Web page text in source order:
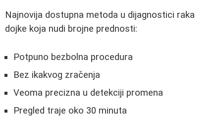
Najnovija dostupna metoda u dijagnostici raka
dojke koja nudi brojne prednosti:
Potpuno bezbolna procedura
Bez ikakvog zračenja
Veoma precizna u detekciji promena
Pregled traje oko 30 minuta